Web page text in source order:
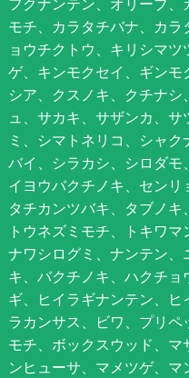
モチ、カラタチバナ、カ
ョウチクトウ、キリシマ
ゲ、キンモクセイ、ギン
シア、クスノキ、クチナ
ュ、サカキ、サザンカ、
ミ、シマトネリコ、シャ
バイ、シラカシ、シロダ
イヨウバクチノキ、センリ
タチカンツバキ、タブノキ
トウネズミモチ、トキワマ
ナワシログミ、ナンテン、
キ、バクチノキ、ハクチ
ギ、ヒイラギナンテン、
ラカンサス、ビワ、プリ
モチ、ボックスウッド、
ンヒューサ、マメツゲ、